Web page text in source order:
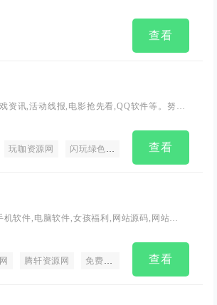
活动分享平台！
查看
资讯,活动线报,电影抢先看,QQ软件等。努力
我们的生活更加精彩！
玩咖资源网 闪玩绿色资源网 宅着玩资源网下
查看
软件,电脑软件,女孩福利,网站源码,网站推
腾轩资源网 免费资源 导航工具
查看